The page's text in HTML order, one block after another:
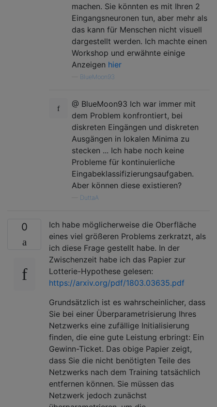
machen. Sie könnten es mit Ihren 2
Eingangsneuronen tun, aber mehr als
das kann für Menschen nicht visuell
dargestellt werden. Ich machte einen
Workshop und erwähnte einige
Anzeigen hier
BlueMoon93
@ BlueMoon93 Ich war immer mit
dem Problem konfrontiert, bei
diskreten Eingängen und diskreten
Ausgängen in lokalen Minima zu
stecken ... Ich habe noch keine
Probleme für kontinuierliche
Eingabeklassifizierungsaufgaben.
Aber können diese existieren?
DuttaA
0
Ich habe möglicherweise die Oberfläche
eines viel größeren Problems zerkratzt, als
ich diese Frage gestellt habe. In der
Zwischenzeit habe ich das Papier zur
Lotterie-Hypothese gelesen:
https://arxiv.org/pdf/1803.03635.pdf
Grundsätzlich ist es wahrscheinlicher, dass
Sie bei einer Überparametrisierung Ihres
Netzwerks eine zufällige Initialisierung
finden, die eine gute Leistung erbringt: Ein
Gewinn-Ticket. Das obige Papier zeigt,
dass Sie die nicht benötigten Teile des
Netzwerks nach dem Training tatsächlich
entfernen können. Sie müssen das
Netzwerk jedoch zunächst